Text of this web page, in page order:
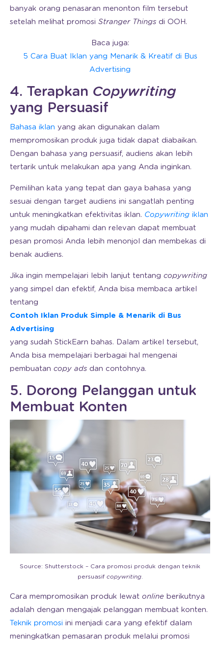
banyak orang penasaran menonton film tersebut
setelah melihat promosi Stranger Things di OOH.
Baca juga:
5 Cara Buat Iklan yang Menarik & Kreatif di Bus
Advertising
4. Terapkan Copywriting
yang Persuasif
Bahasa iklan yang akan digunakan dalam
mempromosikan produk juga tidak dapat diabaikan.
Dengan bahasa yang persuasif, audiens akan lebih
tertarik untuk melakukan apa yang Anda inginkan.
Pemilihan kata yang tepat dan gaya bahasa yang
sesuai dengan target audiens ini sangatlah penting
untuk meningkatkan efektivitas iklan. Copywriting iklan
yang mudah dipahami dan relevan dapat membuat
pesan promosi Anda lebih menonjol dan membekas di
benak audiens.
Jika ingin mempelajari lebih lanjut tentang copywriting
yang simpel dan efektif, Anda bisa membaca artikel
tentang
Contoh Iklan Produk Simple & Menarik di Bus
Advertising
yang sudah StickEarn bahas. Dalam artikel tersebut,
Anda bisa mempelajari berbagai hal mengenai
pembuatan copy ads dan contohnya.
5. Dorong Pelanggan untuk
Membuat Konten
Source: Shutterstock – Cara promosi produk dengan teknik
persuasif copywriting.
Cara mempromosikan produk lewat online berikutnya
adalah dengan mengajak pelanggan membuat konten.
Teknik promosi ini menjadi cara yang efektif dalam
meningkatkan pemasaran produk melalui promosi